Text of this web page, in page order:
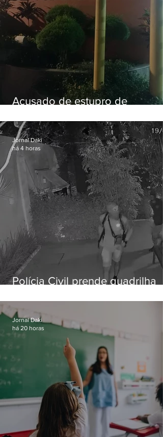
Acusado de estupro de
Polícia Civil prende quadrilha
residências de luxo no Rio
Jornal Daki
há 4 horas
Jornal Daki
há 20 horas